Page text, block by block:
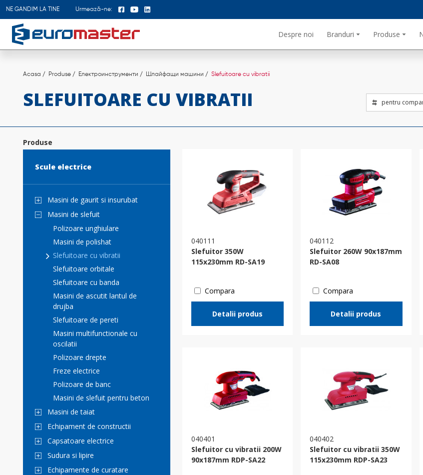
NE GANDIM LA TINE Urmează-ne:
Despre noi Branduri Produse
Acasa Produse Електроинструменти Шлайфащи машини Slefuitoare cu vibratii
SLEFUITOARE CU VIBRATII pentru
Produse
Scule electrice
Masini de gaurit si insurubat
Masini de slefuit
Polizoare unghiulare
Masini de polishat
Slefuitoare cu vibratii
Slefuitoare orbitale
Slefuitoare cu banda
Masini de ascutit lantul de
drujba
Slefuitoare de pereti
Masini multifunctionale cu
oscilatii
Polizoare drepte
Freze electrice
Polizoare de banc
Masini de slefuit pentru beton
Masini de taiat
Echipament de constructii
Capsatoare electrice
Sudura si lipire
Echipamente de curatare
040111
Slefuitor 350W
115х230mm RD-SA19
Compara
Detalii produs
040112
Slefuitor 260W 90x187mm
RD-SA08
Compara
Detalii produs
040401
Slefuitor cu vibratii 200W
90x187mm RDP-SA22
040402
Slefuitor cu vibratii 350W
115х230mm RDP-SA23